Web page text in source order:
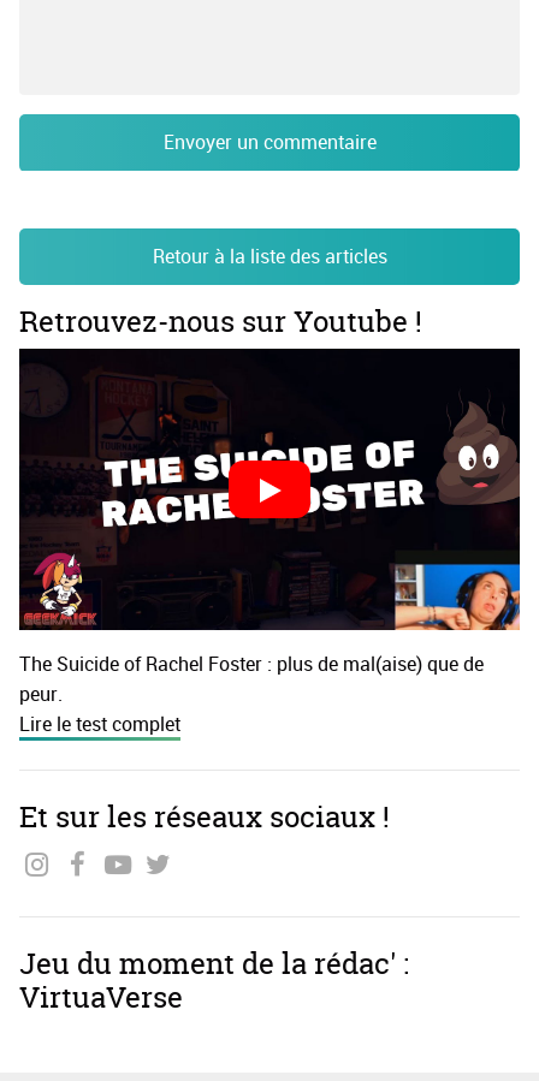
Envoyer un commentaire
Retour à la liste des articles
Retrouvez-nous sur Youtube !
The Suicide of Rachel Foster : plus de mal(aise) que de
peur.
Lire le test complet
Et sur les réseaux sociaux !
Jeu du moment de la rédac' :
VirtuaVerse